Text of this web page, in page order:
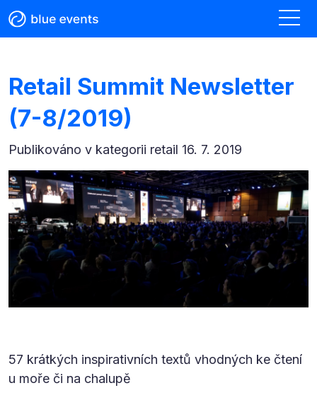
Retail Summit Newsletter
(7-8/2019)
Publikováno v kategorii retail 16. 7. 2019
57 krátkých inspirativních textů vhodných ke čtení
u moře či na chalupě